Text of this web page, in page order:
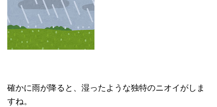
確かに雨が降ると、湿ったような独特のニオイがしま
すね。